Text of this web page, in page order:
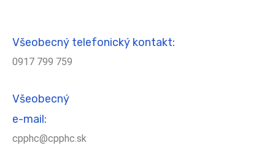
Všeobecný telefonický kontakt:
0917 799 759
Všeobecný
e-mail:
cpphc@cpphc.sk